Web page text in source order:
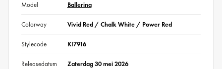
Model Ballerina
Colorway Vivid Red / Chalk White / Power Red
Stylecode KI7916
Releasedatum Zaterdag 30 mei 2026